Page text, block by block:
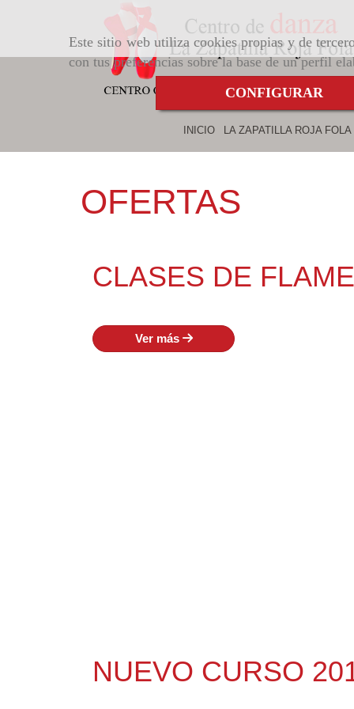
Este sitio web utiliza cookies propias y de
con tus preferencias sobre la base de un perfil
CONFIGURAR
INICIO LA ZAPATILLA ROJA FOLA
OFERTAS
CLASES DE
Ver más
NUEVO CURSO